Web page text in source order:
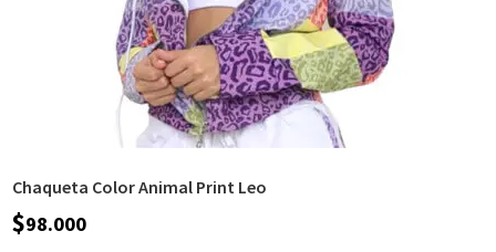
Chaqueta Color Animal Print Leo
$98.000